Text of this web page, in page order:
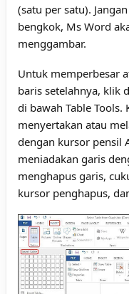
(satu per satu).
bengkok, Ms Word
menggambar.
Untuk memperbesar
baris setelahnya, klik
di bawah Table
menyertakan atau
dengan kursor pensil
meniadakan garis
menghapus garis,
kursor penghapus,